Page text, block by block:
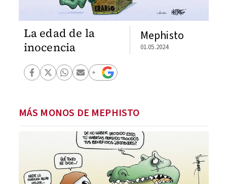
La edad de la
inocencia
Mephisto
01.05.2024
MÁS MONOS DE MEPHISTO